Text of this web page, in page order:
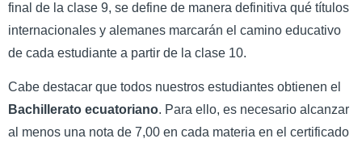
final de la clase 9, se define de manera definitiva qué títulos
internacionales y alemanes marcarán el camino educativo
de cada estudiante a partir de la clase 10.
Cabe destacar que todos nuestros estudiantes obtienen el
Bachillerato ecuatoriano. Para ello, es necesario alcanzar
al menos una nota de 7,00 en cada materia en el certificado